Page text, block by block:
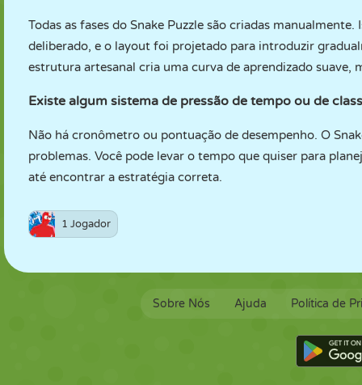
Todas as fases do Snake Puzzle são criadas
deliberado, e o layout foi projetado para introduzir
estrutura artesanal cria uma curva de aprendizado suave,
Existe algum sistema de pressão de tempo ou de
Não há cronômetro ou pontuação de desempenho. O
problemas. Você pode levar o tempo que quiser para
até encontrar a estratégia correta.
1 Jogador
Sobre Nós Ajuda Política de